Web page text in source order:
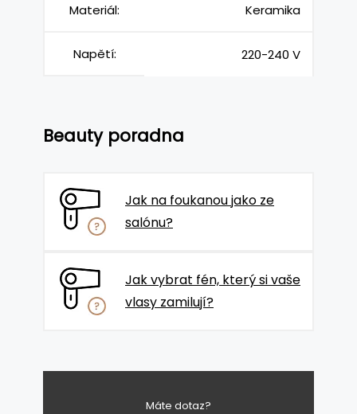
Materiál: Keramika
Napětí: 220-240 V
Beauty poradna
Jak na foukanou jako ze
salónu?
Jak vybrat fén, který si vaše
vlasy zamilují?
Máte dotaz?